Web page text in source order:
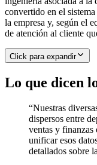
convertido en el
la empresa y, según el
de atención al cliente
Click para expandir
Lo que dicen
“Nuestras
dispersos entre
ventas y finanzas
unificar esos
detallados sobre